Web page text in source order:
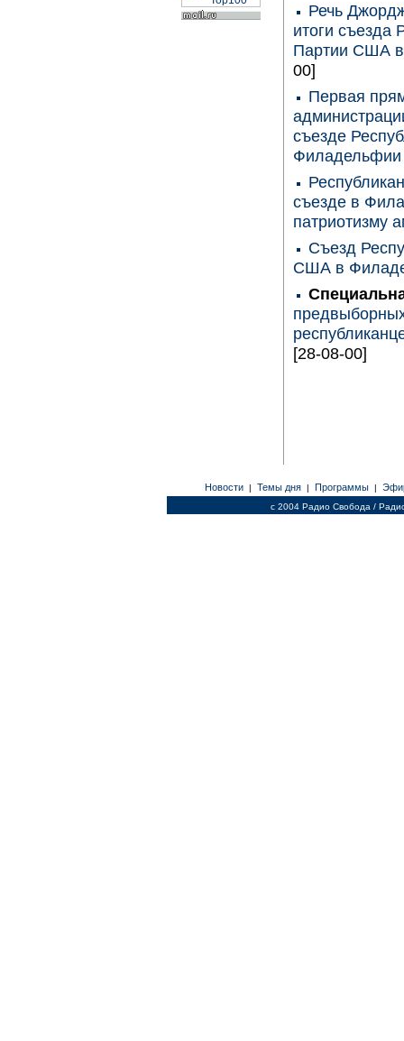
Речь
итоги съезда
Партии США
00]
Первая
съезде
съезде в
патриотизму
Съезд
США в
[28-08-00]
Новости | Темы дня | Программы |
c 2004 Радио Свобода /